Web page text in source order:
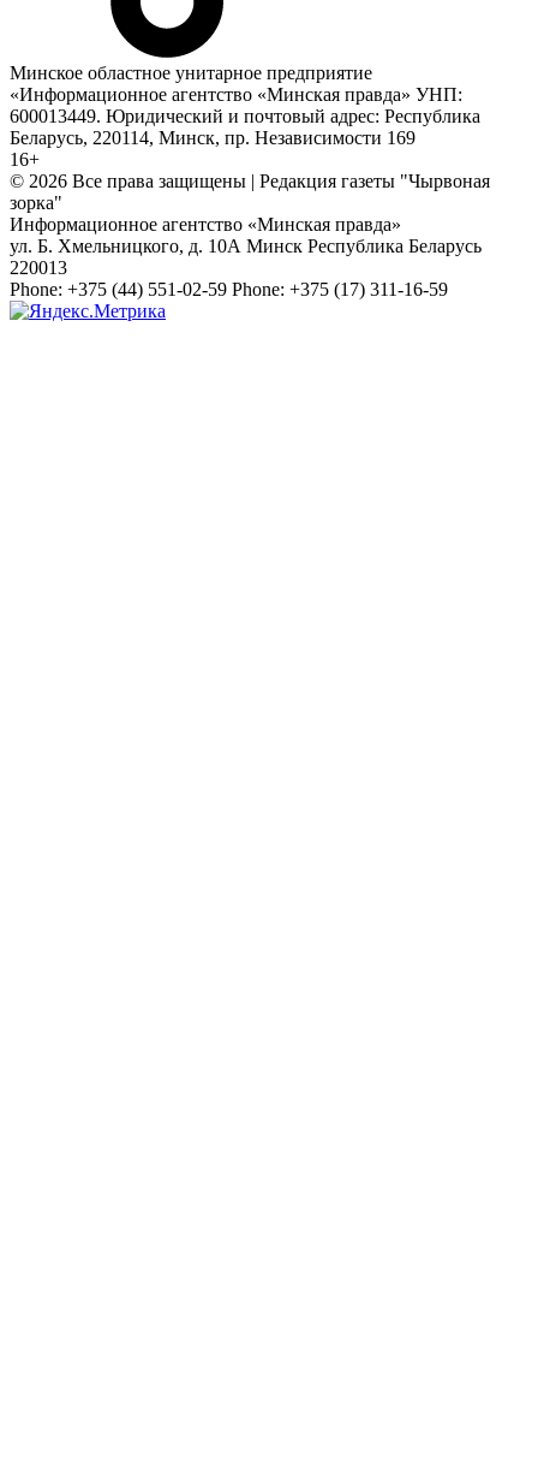
Минское областное унитарное предприятие
«Информационное агентство «Минская правда» УНП:
600013449. Юридический и почтовый адрес: Республика
Беларусь, 220114, Минск, пр. Независимости 169
16+
© 2026 Все права защищены | Редакция газеты "Чырвоная
зорка"
Информационное агентство «Минская правда»
ул. Б. Хмельницкого, д. 10А Минск Республика Беларусь
220013
Phone: +375 (44) 551-02-59 Phone: +375 (17) 311-16-59